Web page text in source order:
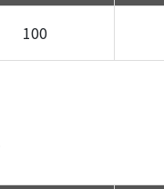
100